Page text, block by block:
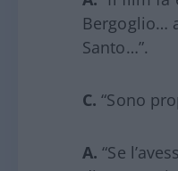
Bergoglio…
Santo…”.
C. “Sono
A. “Se